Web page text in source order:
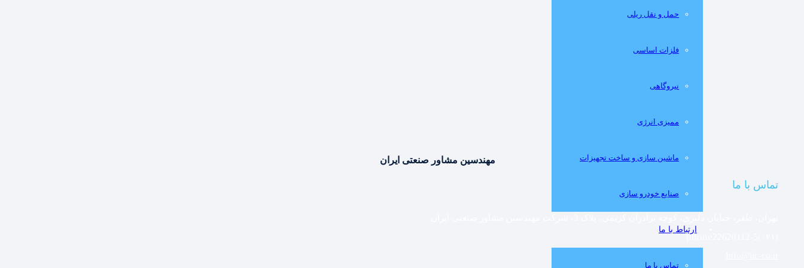
حمل و نقل ریلی
فلزات اساسی
نيروگاهی
مميزی انرژی
ماشین سازی و ساخت تجهیزات
صنایع خودرو سازی
ارتباط با ما
تماس با ما
مهندسین مشاور صنعتی ایران
تماس با ما